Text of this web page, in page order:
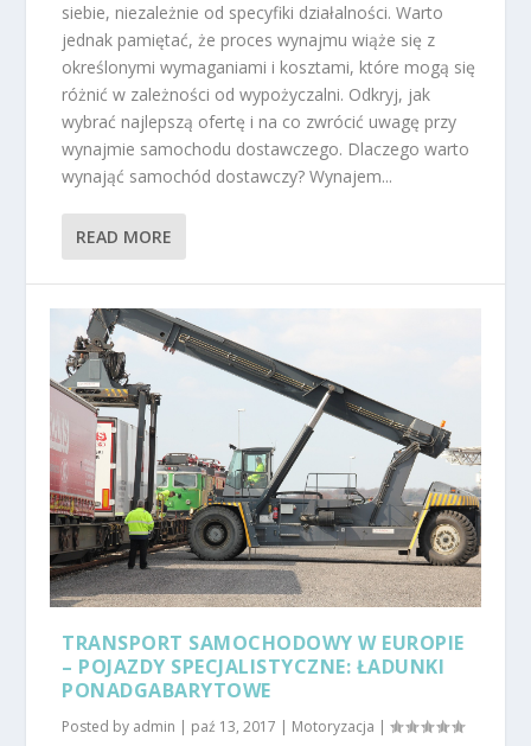
siebie, niezależnie od specyfiki działalności. Warto
jednak pamiętać, że proces wynajmu wiąże się z
określonymi wymaganiami i kosztami, które mogą się
różnić w zależności od wypożyczalni. Odkryj, jak
wybrać najlepszą ofertę i na co zwrócić uwagę przy
wynajmie samochodu dostawczego. Dlaczego warto
wynająć samochód dostawczy? Wynajem...
READ MORE
TRANSPORT SAMOCHODOWY W EUROPIE
– POJAZDY SPECJALISTYCZNE: ŁADUNKI
PONADGABARYTOWE
Posted by admin | paź 13, 2017 | Motoryzacja |